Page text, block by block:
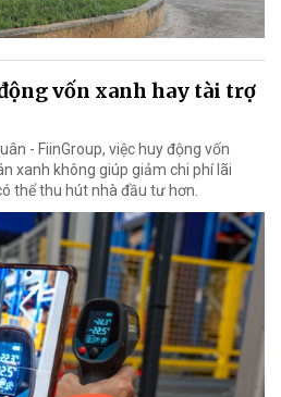
vốn xanh hay tài trợ
- FiinGroup, việc huy động vốn
xanh không giúp giảm chi phí lãi
thể thu hút nhà đầu tư hơn.